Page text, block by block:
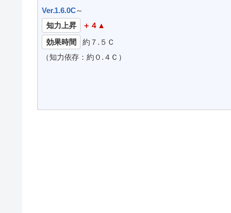
Ver.1.6.0C～
知力上昇
＋４▲
効果時間
約７.５Ｃ
（知力依存：約０.４Ｃ）